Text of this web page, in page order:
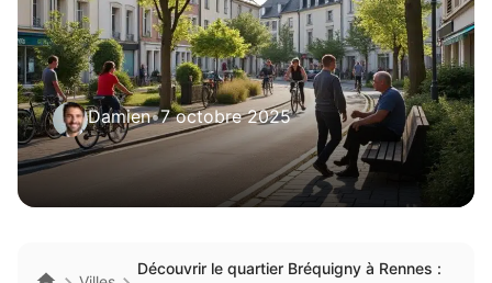
Damien•7 octobre 2025
Découvrir le quartier Bréquigny à Rennes :